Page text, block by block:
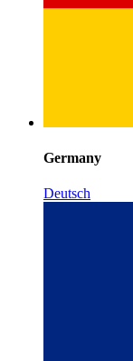
Germany
Deutsch